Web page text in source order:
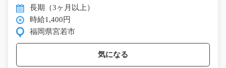
長期（3ヶ月以上）
時給1,400円
福岡県宮若市
気になる